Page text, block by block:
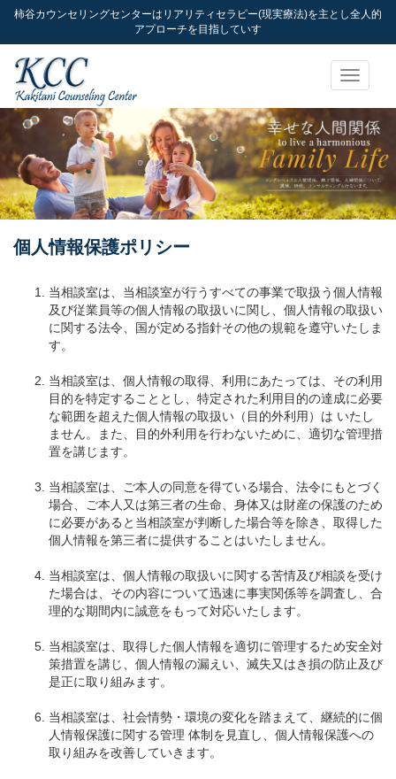
柿谷カウンセリングセンターはリアリティセラピー(現実療法)を主とし全人的
アプローチを目指していす
Toggle
個人情報保護ポリシー
当相談室は、当相談室が行うすべての事業で取扱う個人情報
及び従業員等の個人情報の取扱いに関し、個人情報の取扱い
に関する法令、国が定める指針その他の規範を遵守いたしま
す。
当相談室は、個人情報の取得、利用にあたっては、その利用
目的を特定することとし、特定された利用目的の達成に必要
な範囲を超えた個人情報の取扱い（目的外利用）は いたし
ません。また、目的外利用を行わないために、適切な管理措
置を講じます。
当相談室は、ご本人の同意を得ている場合、法令にもとづく
場合、ご本人又は第三者の生命、身体又は財産の保護のため
に必要があると当相談室が判断した場合等を除き、取得した
個人情報を第三者に提供することはいたしません。
当相談室は、個人情報の取扱いに関する苦情及び相談を受け
た場合は、その内容について迅速に事実関係等を調査し、合
理的な期間内に誠意をもって対応いたします。
当相談室は、取得した個人情報を適切に管理するため安全対
策措置を講じ、個人情報の漏えい、滅失又はき損の防止及び
是正に取り組みます。
当相談室は、社会情勢・環境の変化を踏まえて、継続的に個
人情報保護に関する管理 体制を見直し、個人情報保護への
取り組みを改善していきます。